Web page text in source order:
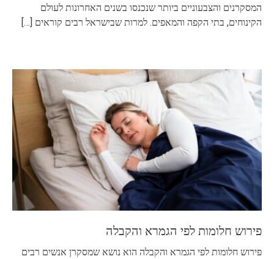
המסקרנים והצבעוניים ביותר שנכנסו בשנים האחרונות לעולם
הקינוחים, בתי הקפה והמאפים. למרות שבישראל רבים קוראים […]
פירוש חלומות לפי הגמרא והקבלה
פירוש חלומות לפי הגמרא והקבלה הוא נושא שמסקרן אנשים רבים